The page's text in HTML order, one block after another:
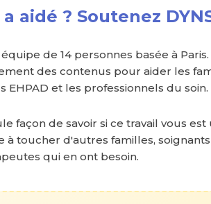
aidé ? Soutenez
de 14 personnes basée à
des contenus pour aider les
EHPAD et les professionnels du soin.
façon de savoir si ce travail vous est
à toucher d'autres familles,
qui en ont besoin.